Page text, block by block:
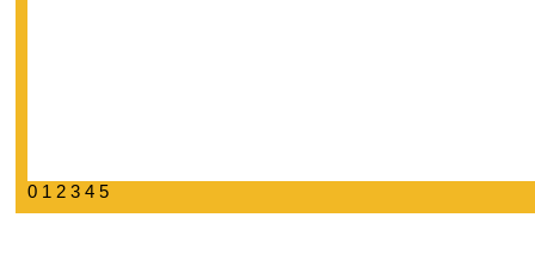
0 1 2 3 4 5